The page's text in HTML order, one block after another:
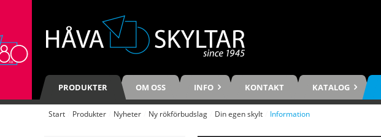
PRODUKTER OM OSS INFO KONTAKT KATALOG
Start Produkter Nyheter Ny rökförbudslag Din egen skylt Information